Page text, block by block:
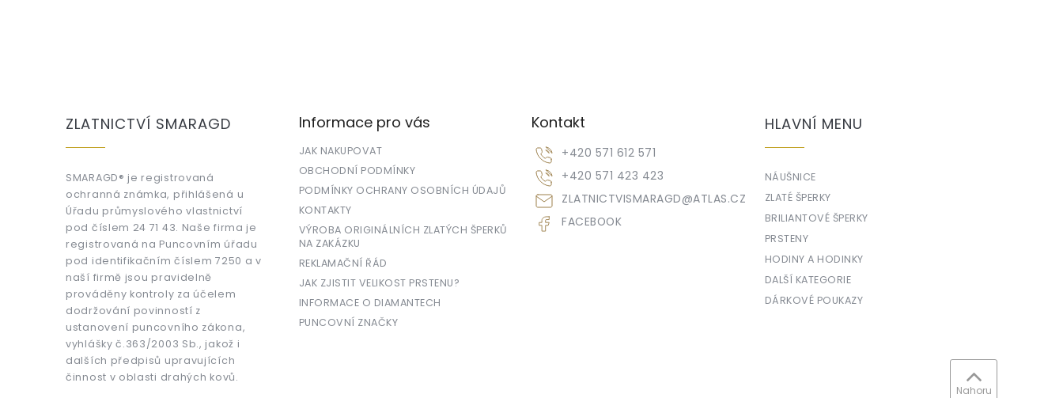
ZLATNICTVÍ SMARAGD
SMARAGD® je registrovaná
ochranná známka, přihlášená u
Úřadu průmyslového vlastnictví
pod číslem 24 71 43. Naše firma je
registrovaná na Puncovním úřadu
pod identifikačním číslem 7250 a v
naší firmě jsou pravidelně
prováděny kontroly za účelem
dodržování povinností z
ustanovení puncovního zákona,
vyhlášky č.363/2003 Sb., jakož i
dalších předpisů upravujících
činnost v oblasti drahých kovů.
Informace pro vás
JAK NAKUPOVAT
OBCHODNÍ PODMÍNKY
PODMÍNKY OCHRANY OSOBNÍCH ÚDAJŮ
KONTAKTY
VÝROBA ORIGINÁLNÍCH ZLATÝCH ŠPERKŮ
NA ZAKÁZKU
REKLAMAČNÍ ŘÁD
JAK ZJISTIT VELIKOST PRSTENU?
INFORMACE O DIAMANTECH
PUNCOVNÍ ZNAČKY
Kontakt
ZLATNICTVISMARAGD@ATLAS.CZ
+420 571 612 571
+420 571 423 423
FACEBOOK
HLAVNÍ MENU
NÁUŠNICE
ZLATÉ ŠPERKY
BRILIANTOVÉ ŠPERKY
PRSTENY
HODINY A HODINKY
DALŠÍ KATEGORIE
DÁRKOVÉ POUKAZY
Nahoru